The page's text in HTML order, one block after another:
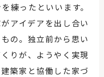
練ったといいます。
アイデアを出し合い
の。独立前から思い
りが、ようやく実現
築家と協働した家づ